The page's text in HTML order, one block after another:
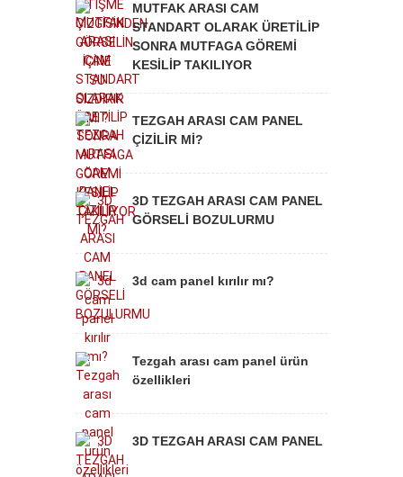
MUTFAK ARASI CAM
STANDART OLARAK ÜRETİLİP
SONRA MUTFAGA GÖREMİ
KESİLİP TAKILIYOR
TEZGAH ARASI CAM PANEL
ÇİZİLİR Mİ?
3D TEZGAH ARASI CAM PANEL
GÖRSELİ BOZULURMU
3d cam panel kırılır mı?
Tezgah arası cam panel ürün
özellikleri
3D TEZGAH ARASI CAM PANEL